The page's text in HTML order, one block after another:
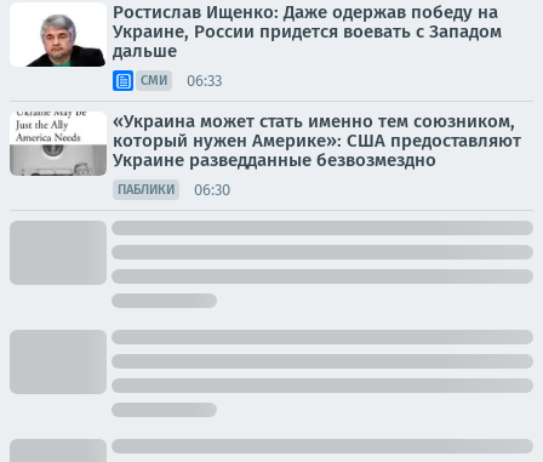
Ростислав Ищенко: Даже одержав победу на
Украине, России придется воевать с Западом
дальше
СМИ 06:33
«Украина может стать именно тем союзником,
который нужен Америке»: США предоставляют
Украине разведданные безвозмездно
ПАБЛИКИ 06:30